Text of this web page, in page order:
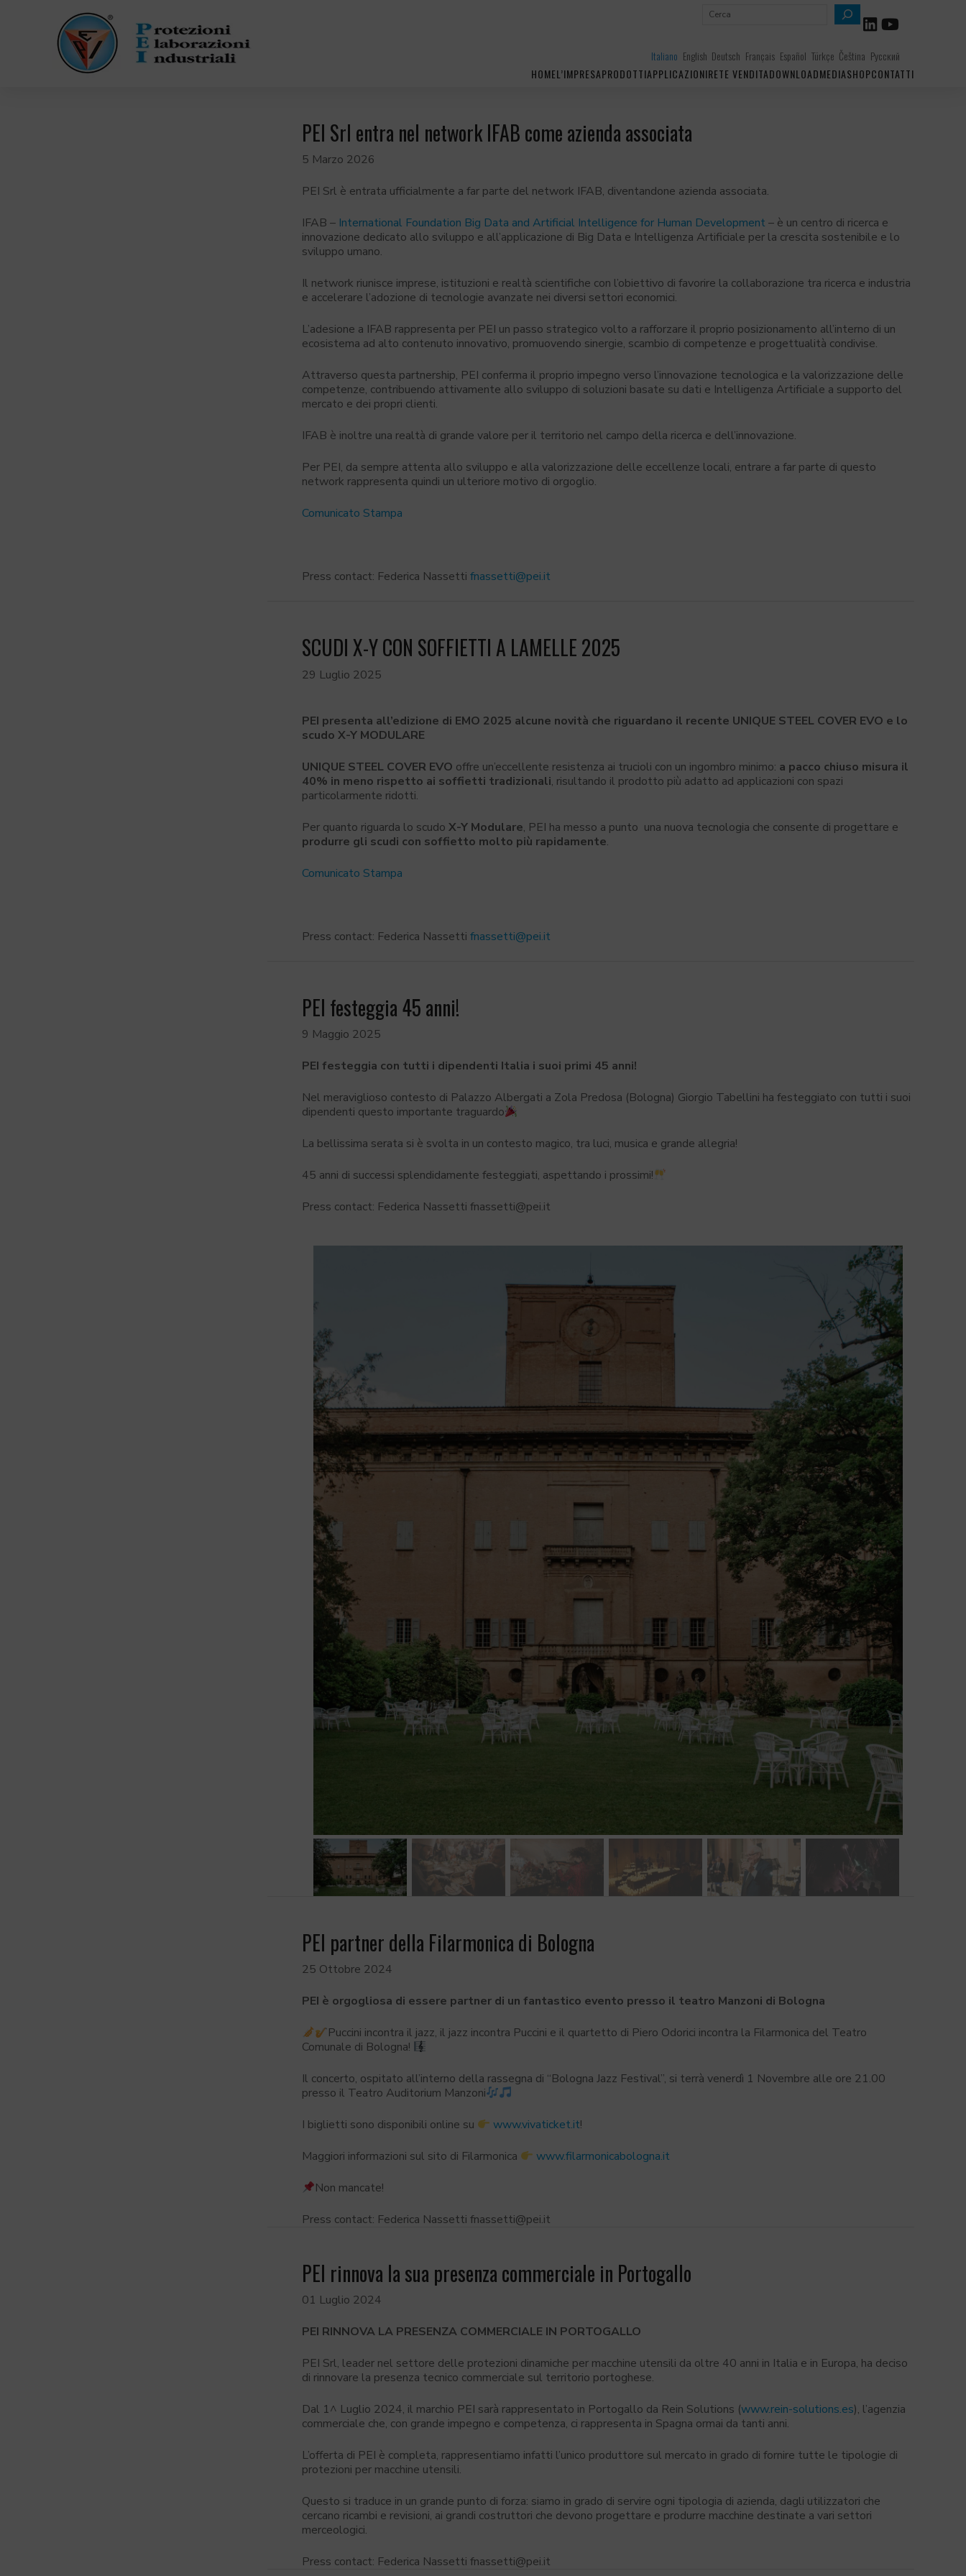
r
c
Italiano English Deutsch Français Español Türkçe Čeština Русский
HOMEL’IMPRESAPRODOTTIAPPLICAZIONIRETE VENDITADOWNLOADMEDIASHOPCONTATTI
PEI Srl entra nel network IFAB come azienda associata
5 Marzo 2026
PEI Srl è entrata ufficialmente a far parte del network IFAB, diventandone azienda associata.
IFAB – International Foundation Big Data and Artificial Intelligence for Human Development – è un centro di ricerca e
innovazione dedicato allo sviluppo e all’applicazione di Big Data e Intelligenza Artificiale per la crescita sostenibile e lo
sviluppo umano.
Il network riunisce imprese, istituzioni e realtà scientifiche con l’obiettivo di favorire la collaborazione tra ricerca e industria
e accelerare l’adozione di tecnologie avanzate nei diversi settori economici.
L’adesione a IFAB rappresenta per PEI un passo strategico volto a rafforzare il proprio posizionamento all’interno di un
ecosistema ad alto contenuto innovativo, promuovendo sinergie, scambio di competenze e progettualità condivise.
Attraverso questa partnership, PEI conferma il proprio impegno verso l’innovazione tecnologica e la valorizzazione delle
competenze, contribuendo attivamente allo sviluppo di soluzioni basate su dati e Intelligenza Artificiale a supporto del
mercato e dei propri clienti.
IFAB è inoltre una realtà di grande valore per il territorio nel campo della ricerca e dell’innovazione.
Per PEI, da sempre attenta allo sviluppo e alla valorizzazione delle eccellenze locali, entrare a far parte di questo
network rappresenta quindi un ulteriore motivo di orgoglio.
Comunicato Stampa
Press contact: Federica Nassetti fnassetti@pei.it
SCUDI X-Y CON SOFFIETTI A LAMELLE 2025
29 Luglio 2025
PEI presenta all’edizione di EMO 2025 alcune novità che riguardano il recente UNIQUE STEEL COVER EVO e lo
scudo X-Y MODULARE
UNIQUE STEEL COVER EVO offre un’eccellente resistenza ai trucioli con un ingombro minimo: a pacco chiuso misura il
40% in meno rispetto ai soffietti tradizionali, risultando il prodotto più adatto ad applicazioni con spazi
particolarmente ridotti.
Per quanto riguarda lo scudo X-Y Modulare, PEI ha messo a punto una nuova tecnologia che consente di progettare e
produrre gli scudi con soffietto molto più rapidamente.
Comunicato Stampa
Press contact: Federica Nassetti fnassetti@pei.it
PEI festeggia 45 anni!
9 Maggio 2025
PEI festeggia con tutti i dipendenti Italia i suoi primi 45 anni!
Nel meraviglioso contesto di Palazzo Albergati a Zola Predosa (Bologna) Giorgio Tabellini ha festeggiato con tutti i suoi
dipendenti questo importante traguardo
La bellissima serata si è svolta in un contesto magico, tra luci, musica e grande allegria!
45 anni di successi splendidamente festeggiati, aspettando i prossimi!
Press contact: Federica Nassetti fnassetti@pei.it
PEI partner della Filarmonica di Bologna
25 Ottobre 2024
PEI è orgogliosa di essere partner di un fantastico evento presso il teatro Manzoni di Bologna
Puccini incontra il jazz, il jazz incontra Puccini e il quartetto di Piero Odorici incontra la Filarmonica del Teatro
Comunale di Bologna!
Il concerto, ospitato all’interno della rassegna di “Bologna Jazz Festival”, si terrà venerdì 1 Novembre alle ore 21.00
presso il Teatro Auditorium Manzoni
I biglietti sono disponibili online su
www.vivaticket.it!
Maggiori informazioni sul sito di Filarmonica
www.filarmonicabologna.it
Non mancate!
Press contact: Federica Nassetti fnassetti@pei.it
PEI rinnova la sua presenza commerciale in Portogallo
01 Luglio 2024
PEI RINNOVA LA PRESENZA COMMERCIALE IN PORTOGALLO
PEI Srl, leader nel settore delle protezioni dinamiche per macchine utensili da oltre 40 anni in Italia e in Europa, ha deciso
di rinnovare la presenza tecnico commerciale sul territorio portoghese.
Dal 1^ Luglio 2024, il marchio PEI sarà rappresentato in Portogallo da Rein Solutions (www.rein-solutions.es), l’agenzia
commerciale che, con grande impegno e competenza, ci rappresenta in Spagna ormai da tanti anni.
L’offerta di PEI è completa, rappresentiamo infatti l’unico produttore sul mercato in grado di fornire tutte le tipologie di
protezioni per macchine utensili.
Questo si traduce in un grande punto di forza: siamo in grado di servire ogni tipologia di azienda, dagli utilizzatori che
cercano ricambi e revisioni, ai grandi costruttori che devono progettare e produrre macchine destinate a vari settori
merceologici.
Press contact: Federica Nassetti fnassetti@pei.it